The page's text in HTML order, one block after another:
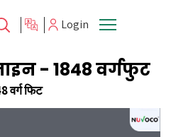
ब्लॉग
Login
- 1848 वर्गफुट
वर्ग फिट